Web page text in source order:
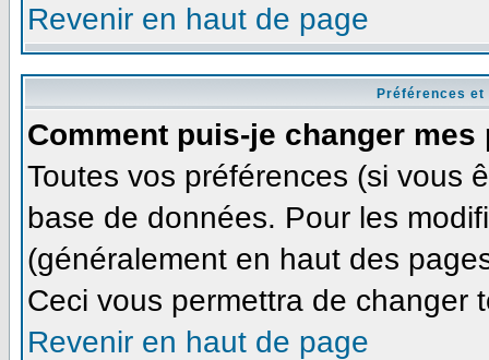
Revenir en haut de page
Préférences
Comment puis-je changer mes
Toutes vos préférences (si vous
base de données. Pour les
(généralement en haut des
Ceci vous permettra de changer
Revenir en haut de page